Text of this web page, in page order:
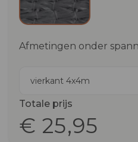
Afmetingen onder
vierkant 4x4m
Totale prijs
€ 25,95